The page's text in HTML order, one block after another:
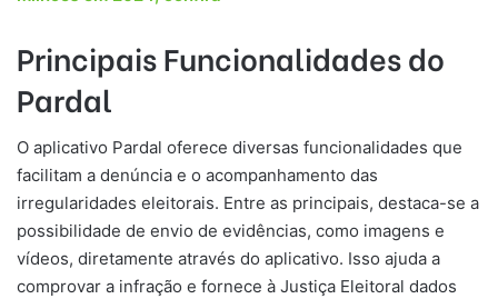
Principais Funcionalidades do
Pardal
O aplicativo Pardal oferece diversas funcionalidades que
facilitam a denúncia e o acompanhamento das
irregularidades eleitorais. Entre as principais, destaca-se a
possibilidade de envio de evidências, como imagens e
vídeos, diretamente através do aplicativo. Isso ajuda a
comprovar a infração e fornece à Justiça Eleitoral dados